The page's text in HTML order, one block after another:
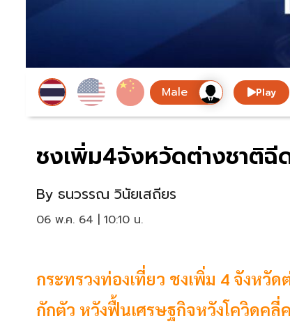
Play
ชงเพิ่ม4จังหวัดต่างชาติ
By ธนวรรณ วินัยเสถียร
06 พ.ค. 64 | 10:10 น.
กระทรวงท่องเที่ยว ชงเพิ่ม 4 จังหวั
กักตัว หวังฟื้นเศรษฐกิจหวังโควิดค